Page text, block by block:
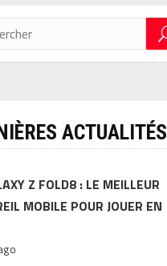
ACTUALITÉS
Z FOLD8 : LE MEILLEUR
MOBILE POUR JOUER EN